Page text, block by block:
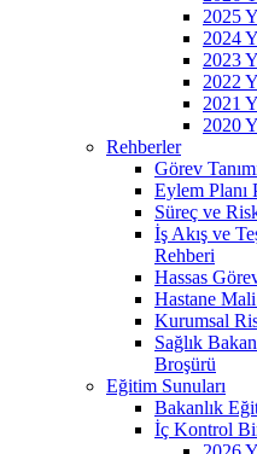
2025
2024
2023
2022
2021
2020
Rehberler
Görev
Eylem Planı
Süreç ve
İş Akış ve
Rehberi
Hassas
Hastane
Kurumsal
Sağlık
Broşürü
Eğitim Sunuları
Bakanlık
İç Kontrol